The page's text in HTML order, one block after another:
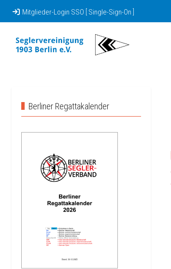
Mitglieder-Login SSO [ Single-Sign-On ]
Berliner Regattakalender